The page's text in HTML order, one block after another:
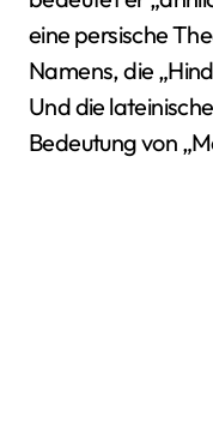
eine persische
Namens, die
Und die
Bedeutung von